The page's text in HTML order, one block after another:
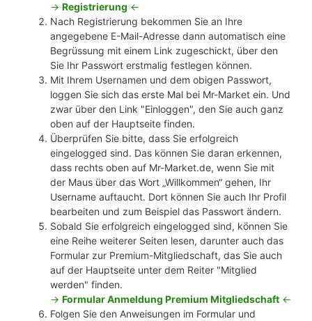
-> Registrierung <-
Nach Registrierung bekommen Sie an Ihre
angegebene E-Mail-Adresse dann automatisch eine
Begrüssung mit einem Link zugeschickt, über den
Sie Ihr Passwort erstmalig festlegen können.
Mit Ihrem Usernamen und dem obigen Passwort,
loggen Sie sich das erste Mal bei Mr-Market ein. Und
zwar über den Link "Einloggen", den Sie auch ganz
oben auf der Hauptseite finden.
Überprüfen Sie bitte, dass Sie erfolgreich
eingelogged sind. Das können Sie daran erkennen,
dass rechts oben auf Mr-Market.de, wenn Sie mit
der Maus über das Wort „Willkommen“ gehen, Ihr
Username auftaucht. Dort können Sie auch Ihr Profil
bearbeiten und zum Beispiel das Passwort ändern.
Sobald Sie erfolgreich eingelogged sind, können Sie
eine Reihe weiterer Seiten lesen, darunter auch das
Formular zur Premium-Mitgliedschaft, das Sie auch
auf der Hauptseite unter dem Reiter "Mitglied
werden" finden.
-> Formular Anmeldung Premium Mitgliedschaft <-
Folgen Sie den Anweisungen im Formular und